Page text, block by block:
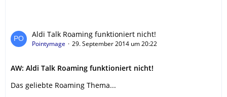
Aldi Talk Roaming funktioniert nicht!
Pointymage 29. September 2014 um 20:22
AW: Aldi Talk Roaming funktioniert nicht!
Das geliebte Roaming Thema...